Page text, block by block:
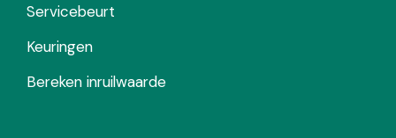
Servicebeurt
Keuringen
Bereken inruilwaarde